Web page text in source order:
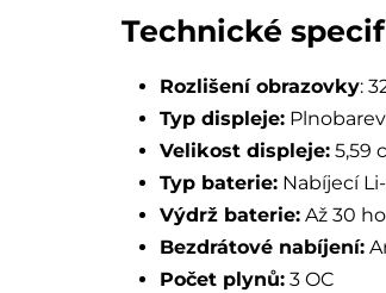
Technické
Rozlišení obrazovky:
Typ displeje:
Velikost displeje: 5,59
Typ baterie: Nabíjecí
Výdrž baterie: Až 30
Bezdrátové nabíjení:
Počet plynů: 3 OC